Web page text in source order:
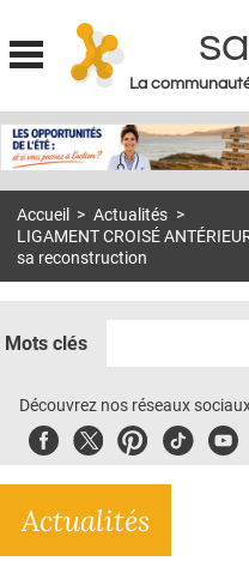
Jump
La
MON COMPTE
S'ABONNER À LA REVUE SOIN À
E-REVUE SAD
THÉMA
Accueil > Actualités >
LIGAMENT CROISÉ
sa reconstruction
Mots clés
Découvrez nos réseaux
FacebookTwitterPinterest
Tiktok
Actualités